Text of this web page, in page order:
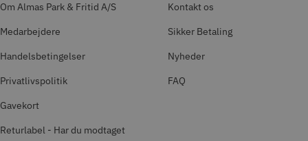
Om Almas Park & Fritid A/S
Medarbejdere
Handelsbetingelser
Privatlivspolitik
Gavekort
Returlabel - Har du modtaget
Kontakt os
Sikker Betaling
Nyheder
FAQ